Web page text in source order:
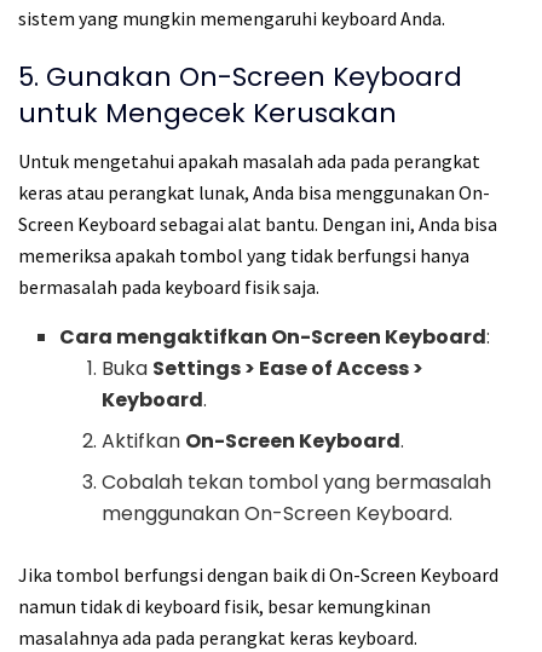
sistem yang mungkin memengaruhi keyboard Anda.
5. Gunakan On-Screen Keyboard
untuk Mengecek Kerusakan
Untuk mengetahui apakah masalah ada pada perangkat
keras atau perangkat lunak, Anda bisa menggunakan On-
Screen Keyboard sebagai alat bantu. Dengan ini, Anda bisa
memeriksa apakah tombol yang tidak berfungsi hanya
bermasalah pada keyboard fisik saja.
Cara mengaktifkan On-Screen Keyboard:
Buka Settings > Ease of Access >
Keyboard.
Aktifkan On-Screen Keyboard.
Cobalah tekan tombol yang bermasalah
menggunakan On-Screen Keyboard.
Jika tombol berfungsi dengan baik di On-Screen Keyboard
namun tidak di keyboard fisik, besar kemungkinan
masalahnya ada pada perangkat keras keyboard.